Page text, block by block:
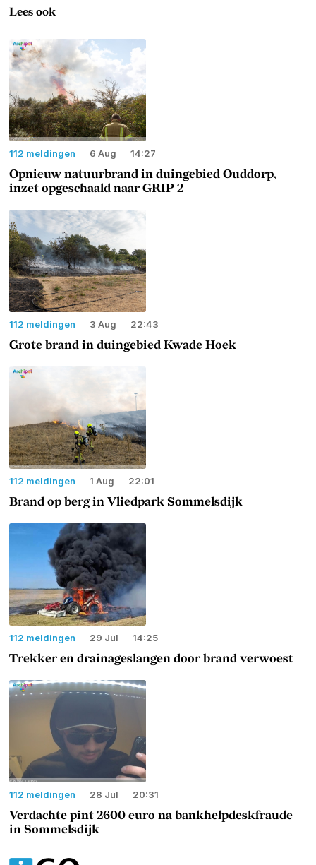
Lees ook
112 meldingen 6 Aug 14:27
Opnieuw natuurbrand in duingebied Ouddorp,
inzet opgeschaald naar GRIP 2
112 meldingen 3 Aug 22:43
Grote brand in duingebied Kwade Hoek
112 meldingen 1 Aug 22:01
Brand op berg in Vliedpark Sommelsdijk
112 meldingen 29 Jul 14:25
Trekker en drainageslangen door brand verwoest
112 meldingen 28 Jul 20:31
Verdachte pint 2600 euro na bankhelpdeskfraude
in Sommelsdijk